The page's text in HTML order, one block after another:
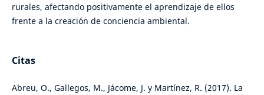
rurales, afectando positivamente el aprendizaje de ellos
frente a la creación de conciencia ambiental.
Citas
Abreu, O., Gallegos, M., Jácome, J. y Martínez, R. (2017). La